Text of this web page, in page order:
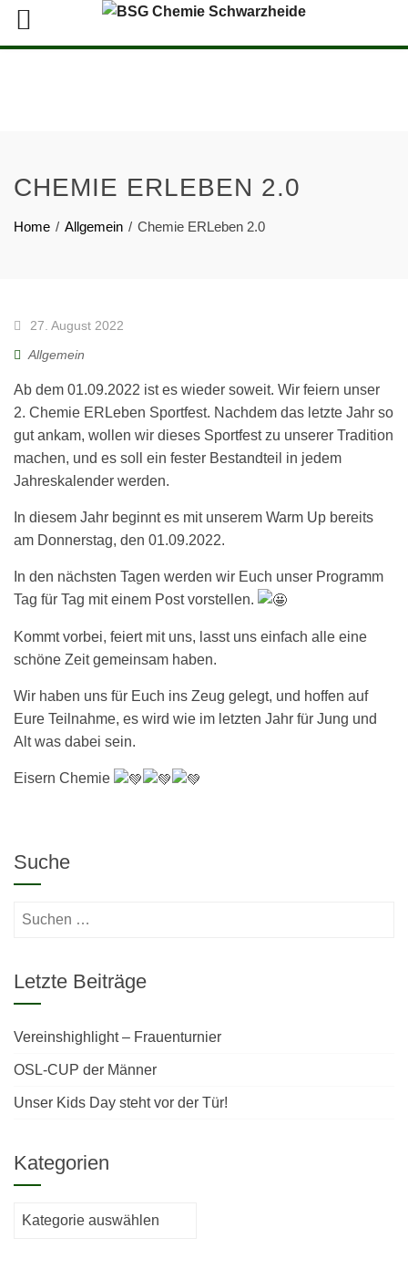
CHEMIE ERLEBEN 2.0
Home Allgemein Chemie ERLeben 2.0
27. August 2022
Allgemein
Ab dem 01.09.2022 ist es wieder soweit. Wir feiern unser
2. Chemie ERLeben Sportfest. Nachdem das letzte Jahr so
gut ankam, wollen wir dieses Sportfest zu unserer Tradition
machen, und es soll ein fester Bestandteil in jedem
Jahreskalender werden.
In diesem Jahr beginnt es mit unserem Warm Up bereits
am Donnerstag, den 01.09.2022.
In den nächsten Tagen werden wir Euch unser Programm
Tag für Tag mit einem Post vorstellen.
Kommt vorbei, feiert mit uns, lasst uns einfach alle eine
schöne Zeit gemeinsam haben.
Wir haben uns für Euch ins Zeug gelegt, und hoffen auf
Eure Teilnahme, es wird wie im letzten Jahr für Jung und
Alt was dabei sein.
Eisern Chemie
Suche
Suchen
Letzte Beiträge
Vereinshighlight – Frauenturnier
OSL-CUP der Männer
Unser Kids Day steht vor der Tür!
Kategorien
Kategorien